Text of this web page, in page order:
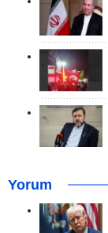
Yorum